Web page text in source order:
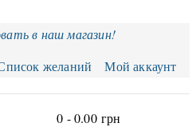
в наш магазин!
желаний Мой аккаунт
0 -0.00 грн